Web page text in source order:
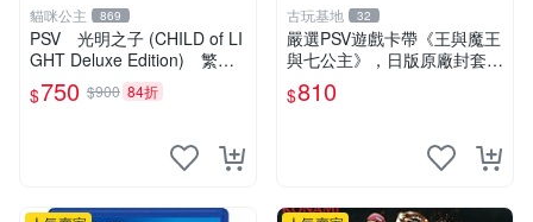
貓咪公主 869
PSV 光明之子 (CHILD of LI
GHT Deluxe Edition) 繁體
中文版 二手品
$750 $900 84折
古玩基地 32
嚴選PSV遊戲卡帶《王與魔王
與七公主》，日版原廠封套，
雙面精美封面，實測暢玩無障
礙。久藏家中，輕微使用痕
估。古董級遊戲限量收
$810